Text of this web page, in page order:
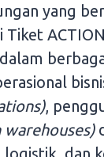
yang
,
logistik, dan